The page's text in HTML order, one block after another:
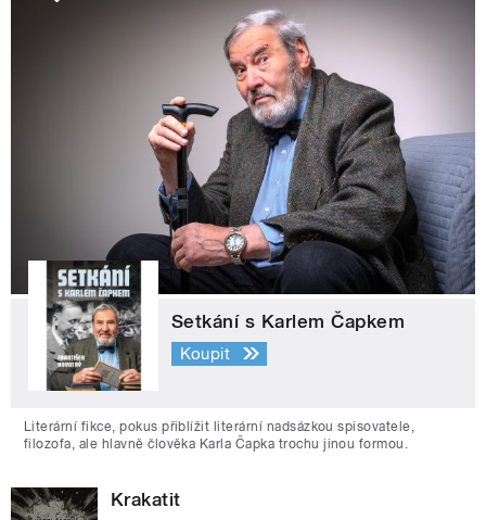
Setkání s Karlem Čapkem
Koupit
Literární fikce, pokus přiblížit literární nadsázkou spisovatele,
filozofa, ale hlavně člověka Karla Čapka trochu jinou formou.
Krakatit